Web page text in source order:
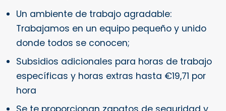
Un ambiente de trabajo agradable:
Trabajamos en un equipo pequeño y unido
donde todos se conocen;
Subsidios adicionales para horas de trabajo
específicas y horas extras hasta €19,71 por
hora